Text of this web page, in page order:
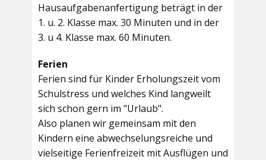
Hausaufgabenanfertigung beträgt in der
1. u. 2. Klasse max. 30 Minuten und in der
3. u 4. Klasse max. 60 Minuten.
Ferien
Ferien sind für Kinder Erholungszeit vom
Schulstress und welches Kind langweilt
sich schon gern im "Urlaub".
Also planen wir gemeinsam mit den
Kindern eine abwechselungsreiche und
vielseitige Ferienfreizeit mit Ausflügen und